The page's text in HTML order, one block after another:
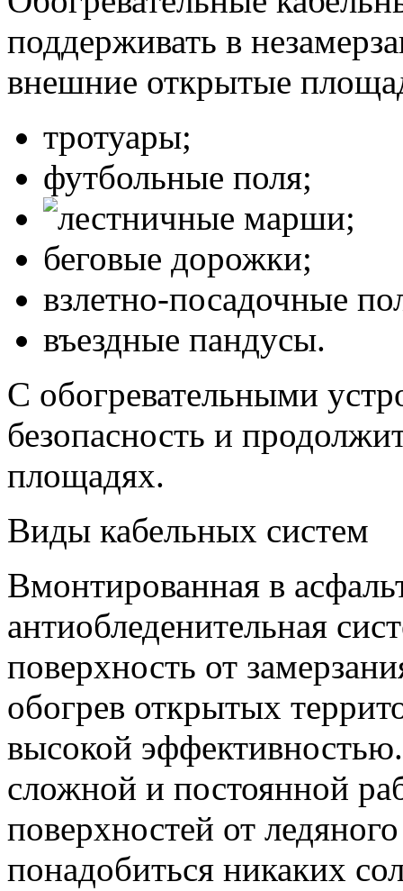
поддерживать в
внешние открытые
тротуары;
футбольные поля;
лестничные марши;
беговые дорожки;
взлетно-посадочные
въездные пандусы.
С обогревательными
безопасность и
площадях.
Виды кабельных систем
Вмонтированная в
антиобледенительная
поверхность от
обогрев открытых
высокой
сложной и постоянной
поверхностей от
понадобиться никаких